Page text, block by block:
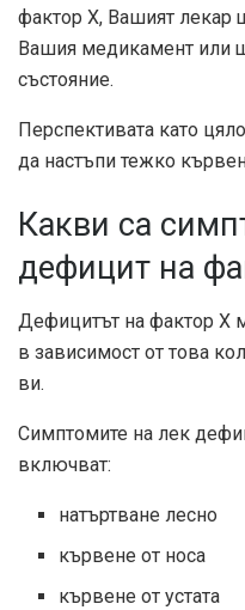
фактор Х, Вашият лекар
Вашия медикамент или
състояние.
Перспективата като
да настъпи тежко
Какви са
дефицит на
Дефицитът на фактор X
в зависимост от това
ви.
Симптомите на лек
включват:
натъртване лесно
кървене от носа
кървене от устата